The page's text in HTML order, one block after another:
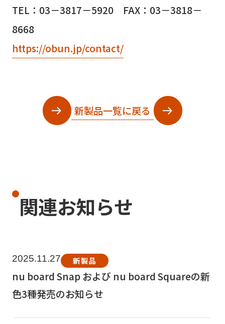
TEL：03－3817－5920 FAX：03－3818－
8668
https://obun.jp/contact/
新製品一覧に戻る
関連お知らせ
2025.11.27 新製品
nu board Snap および nu board Squareの新
色3種発売のお知らせ